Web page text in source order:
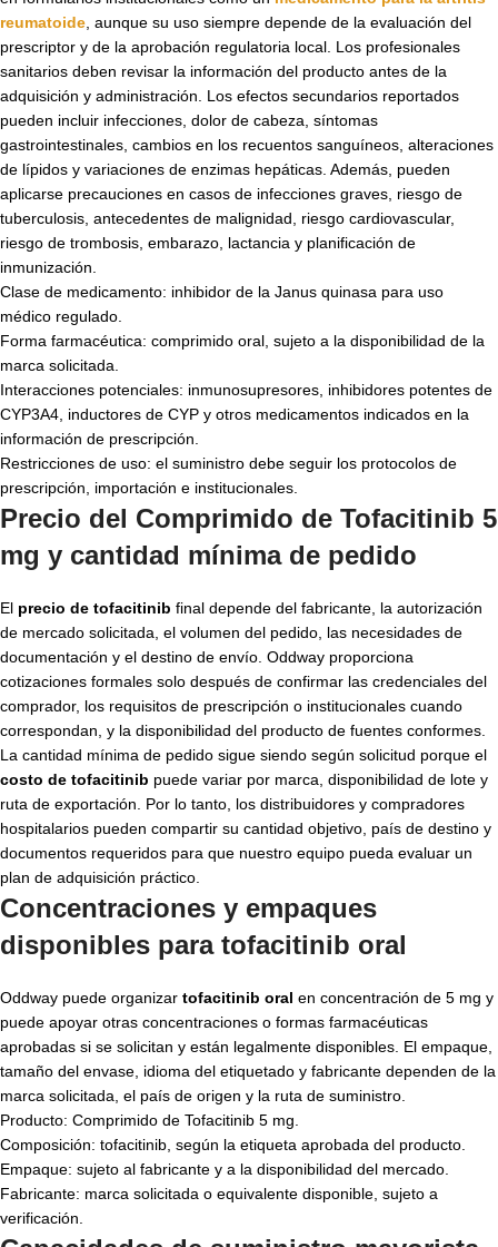
reumatoide , aunque su uso siempre depende de la evaluación del
prescriptor y de la aprobación regulatoria local. Los profesionales
sanitarios deben revisar la información del producto antes de la
adquisición y administración. Los efectos secundarios reportados
pueden incluir infecciones, dolor de cabeza, síntomas
gastrointestinales, cambios en los recuentos sanguíneos, alteraciones
de lípidos y variaciones de enzimas hepáticas. Además, pueden
aplicarse precauciones en casos de infecciones graves, riesgo de
tuberculosis, antecedentes de malignidad, riesgo cardiovascular,
riesgo de trombosis, embarazo, lactancia y planificación de
inmunización.
Clase de medicamento: inhibidor de la Janus quinasa para uso
médico regulado.
Forma farmacéutica: comprimido oral, sujeto a la disponibilidad de la
marca solicitada.
Interacciones potenciales: inmunosupresores, inhibidores potentes de
CYP3A4, inductores de CYP y otros medicamentos indicados en la
información de prescripción.
Restricciones de uso: el suministro debe seguir los protocolos de
prescripción, importación e institucionales.
Precio del Comprimido de Tofacitinib 5
mg y cantidad mínima de pedido
El precio de tofacitinib final depende del fabricante, la autorización
de mercado solicitada, el volumen del pedido, las necesidades de
documentación y el destino de envío. Oddway proporciona
cotizaciones formales solo después de confirmar las credenciales del
comprador, los requisitos de prescripción o institucionales cuando
correspondan, y la disponibilidad del producto de fuentes conformes.
La cantidad mínima de pedido sigue siendo según solicitud porque el
costo de tofacitinib puede variar por marca, disponibilidad de lote y
ruta de exportación. Por lo tanto, los distribuidores y compradores
hospitalarios pueden compartir su cantidad objetivo, país de destino y
documentos requeridos para que nuestro equipo pueda evaluar un
plan de adquisición práctico.
Concentraciones y empaques
disponibles para tofacitinib oral
Oddway puede organizar tofacitinib oral en concentración de 5 mg y
puede apoyar otras concentraciones o formas farmacéuticas
aprobadas si se solicitan y están legalmente disponibles. El empaque,
tamaño del envase, idioma del etiquetado y fabricante dependen de la
marca solicitada, el país de origen y la ruta de suministro.
Producto: Comprimido de Tofacitinib 5 mg.
Composición: tofacitinib, según la etiqueta aprobada del producto.
Empaque: sujeto al fabricante y a la disponibilidad del mercado.
Fabricante: marca solicitada o equivalente disponible, sujeto a
verificación.